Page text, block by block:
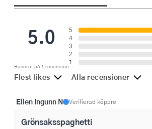
5.0
Baserat på 1 recension
5
4
3
2
1
Flest likes Alla recensioner
Ellen Ingunn N Verifierad köpare
Grönsaksspaghetti